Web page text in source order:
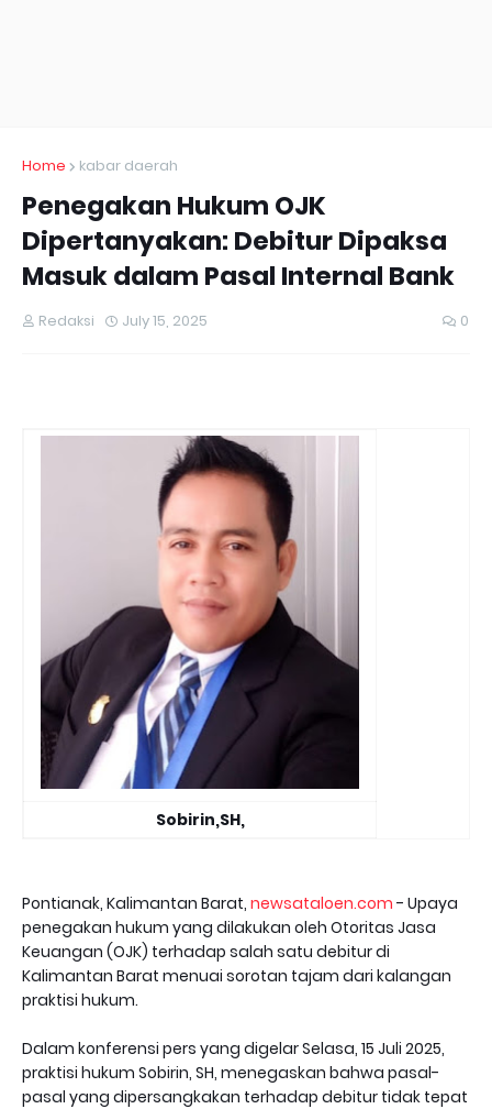
Home kabar daerah
Penegakan Hukum OJK
Dipertanyakan: Debitur Dipaksa
Masuk dalam Pasal Internal Bank
Redaksi July 15, 2025 0
Sobirin,SH,
Pontianak, Kalimantan Barat, newsataloen.com - Upaya
penegakan hukum yang dilakukan oleh Otoritas Jasa
Keuangan (OJK) terhadap salah satu debitur di
Kalimantan Barat menuai sorotan tajam dari kalangan
praktisi hukum.
Dalam konferensi pers yang digelar Selasa, 15 Juli 2025,
praktisi hukum Sobirin, SH, menegaskan bahwa pasal-
pasal yang dipersangkakan terhadap debitur tidak tepat